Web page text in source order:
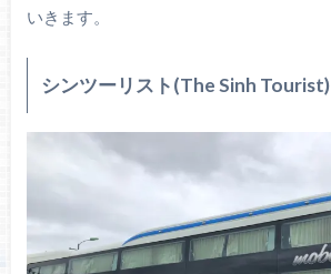
いきます。
シンツーリスト(The Sinh Tourist)